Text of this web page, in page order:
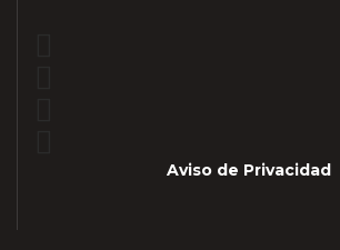
Aviso de Privacidad